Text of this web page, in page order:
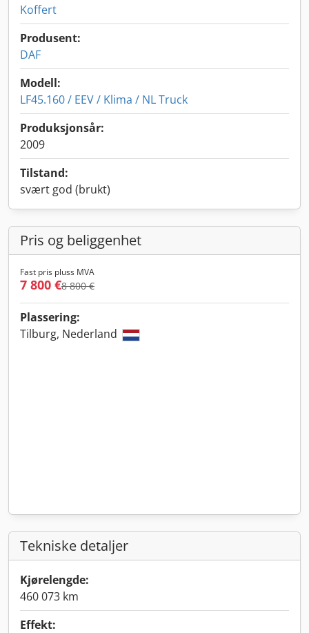
Koffert
Produsent:
DAF
Modell:
LF45.160 / EEV / Klima / NL Truck
Produksjonsår:
2009
Tilstand:
svært god (brukt)
Pris og beliggenhet
Fast pris pluss MVA
7 800 €8 800 €
Plassering:
Tilburg, Nederland
Tekniske detaljer
Kjørelengde:
460 073 km
Effekt: